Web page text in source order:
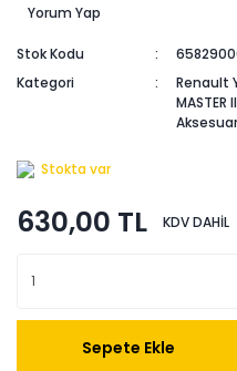
Yorum Yap
Stok Kodu
Kategori
Renault
MASTER
Aksesuar
Stokta var
630,00 TL KDV DAHİL
Sepete Ekle